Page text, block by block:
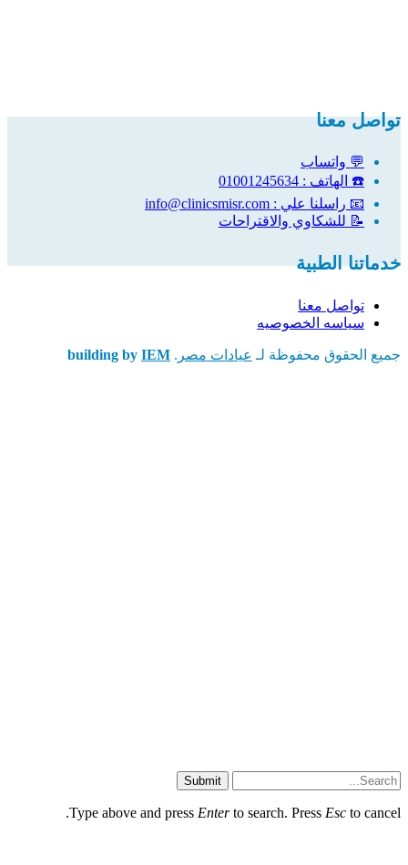
تواصل معنا
💬 واتساب
☎️ الهاتف : 01001245634
📧 راسلنا علي : info@clinicsmisr.com
📝 للشكاوي والاقتراحات
خدماتنا الطبية
تواصل معنا
سياسه الخصوصيه
جميع الحقوق محفوظة لـعيادات مصر.
building byIEM
Submit
Type above and pressEnterto search. PressEscto cancel.